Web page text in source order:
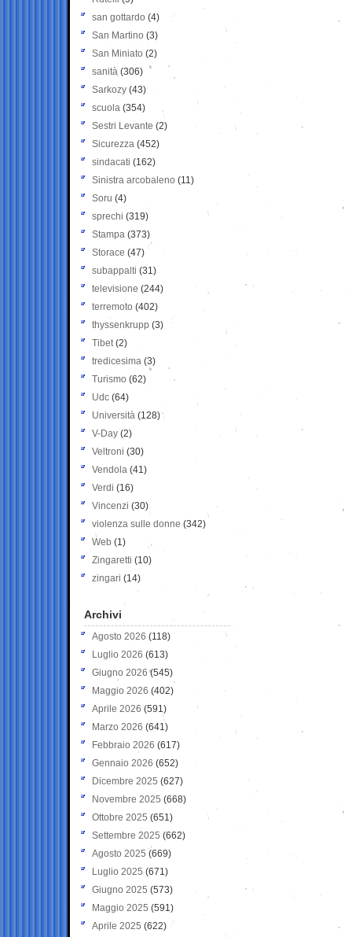
san gottardo (4)
San Martino (3)
San Miniato (2)
sanità (306)
Sarkozy (43)
scuola (354)
Sestri Levante (2)
Sicurezza (452)
sindacati (162)
Sinistra arcobaleno (11)
Soru (4)
sprechi (319)
Stampa (373)
Storace (47)
subappalti (31)
televisione(244)
terremoto (402)
thyssenkrupp (3)
Tibet(2)
tredicesima (3)
Turismo (62)
Udc (64)
Università (128)
V-Day (2)
Veltroni (30)
Vendola (41)
Verdi (16)
Vincenzi (30)
violenza sulle donne (342)
Web (1)
Zingaretti (10)
zingari (14)
Archivi
Agosto 2026 (118)
Luglio 2026 (613)
Giugno 2026 (545)
Maggio 2026 (402)
Aprile 2026 (591)
Marzo 2026 (641)
Febbraio 2026 (617)
Gennaio 2026 (652)
Dicembre 2025 (627)
Novembre 2025 (668)
Ottobre 2025 (651)
Settembre 2025 (662)
Agosto 2025 (669)
Luglio 2025 (671)
Giugno 2025 (573)
Maggio 2025 (591)
Aprile 2025 (622)